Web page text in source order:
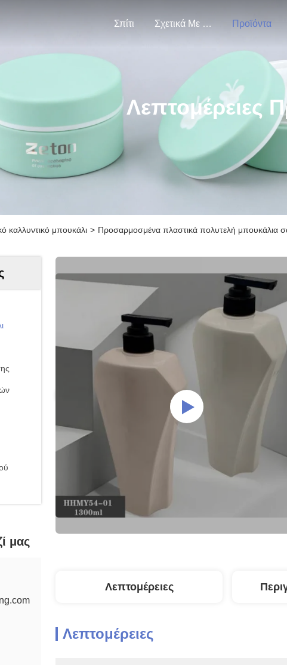
Σπίτι Σχετικά Με Εμάς Προϊόντα
Λεπτομέρειες
καλλυντικό μπουκάλι > Προσαρμοσμένα πλαστικά πολυτελή μπουκάλια
μας
Λεπτομέρειες
Λεπτομέρειες